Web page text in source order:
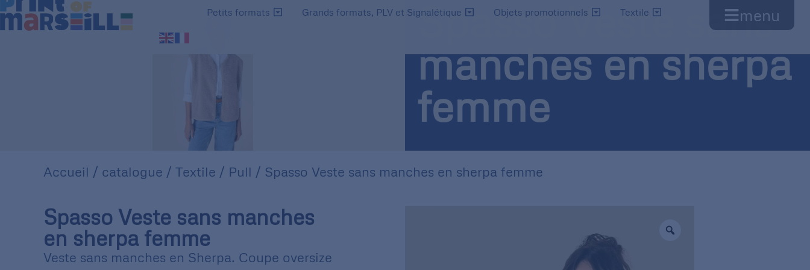
Petits formats Grands formats, PLV et Signalétique Objets promotionnels Textile menu
Spasso Veste sans
manches en sherpa
femme
Accueil / catalogue / Textile / Pull / Spasso Veste sans manches en sherpa femme
Spasso Veste sans manches
en sherpa femme
Veste sans manches en Sherpa. Coupe oversize